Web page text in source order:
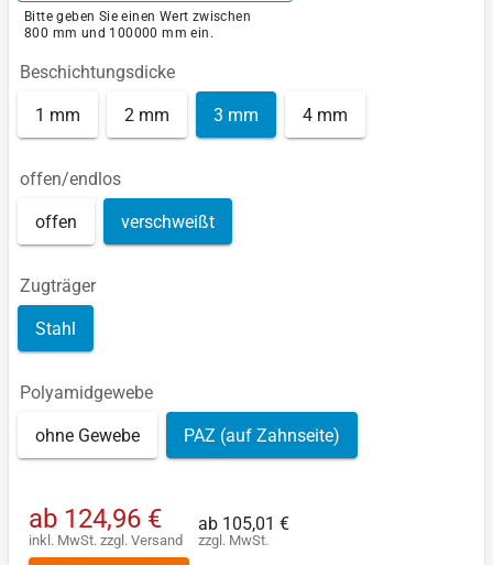
Bitte geben Sie einen Wert zwischen
800 mm und 100000 mm ein.
Beschichtungsdicke
1 mm 2 mm 3 mm 4 mm
offen/endlos
offen verschweißt
Zugträger
Stahl
Polyamidgewebe
ohne Gewebe PAZ (auf Zahnseite)
ab 124,96 €
inkl. MwSt. zzgl. Versand
ab 105,01 €
zzgl. MwSt.